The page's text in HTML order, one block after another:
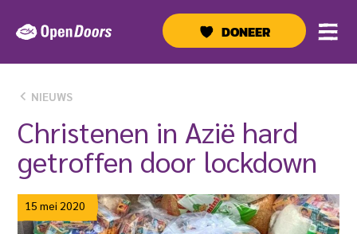
naar
inhoud
DONEER
NIEUWS
Christenen in Azië hard
getroffen door lockdown
15 mei 2020